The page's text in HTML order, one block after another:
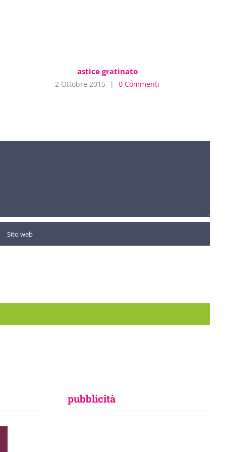
astice gratinato
2 Ottobre 2015 | 0 Commenti
pubblicità